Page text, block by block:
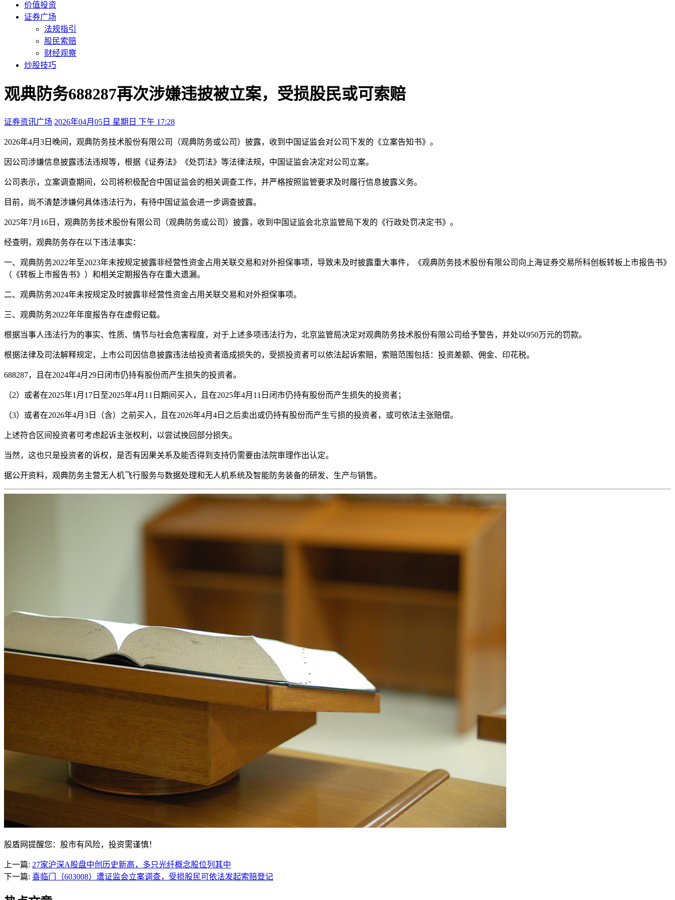
价值投资
证券广场
法规指引
股民索赔
财经观察
炒股技巧
观典防务688287再次涉嫌违披被立案，受损股民或可索赔
证券资讯广场 2026年04月05日 星期日 下午 17:28
2026年4月3日晚间，观典防务技术股份有限公司（观典防务或公司）披露，收到中国证监会对公司下发的《立案告知书》。
因公司涉嫌信息披露违法违规等，根据《证券法》《处罚法》等法律法规，中国证监会决定对公司立案。
公司表示，立案调查期间，公司将积极配合中国证监会的相关调查工作，并严格按照监管要求及时履行信息披露义务。
目前，尚不清楚涉嫌何具体违法行为，有待中国证监会进一步调查披露。
2025年7月16日，观典防务技术股份有限公司（观典防务或公司）披露，收到中国证监会北京监管局下发的《行政处罚决定书》。
经查明，观典防务存在以下违法事实：
一、观典防务2022年至2023年未按规定披露非经营性资金占用关联交易和对外担保事项，导致未及时披露重大事件，《观典防务技术股份有限公司向上海证券交易所科创板转板上市报告书》
（《转板上市报告书》）和相关定期报告存在重大遗漏。
二、观典防务2024年未按规定及时披露非经营性资金占用关联交易和对外担保事项。
三、观典防务2022年年度报告存在虚假记载。
根据当事人违法行为的事实、性质、情节与社会危害程度，对于上述多项违法行为，北京监管局决定对观典防务技术股份有限公司给予警告，并处以950万元的罚款。
根据法律及司法解释规定，上市公司因信息披露违法给投资者造成损失的，受损投资者可以依法起诉索赔，索赔范围包括：投资差额、佣金、印花税。
688287，且在2024年4月29日闭市仍持有股份而产生损失的投资者。
（2）或者在2025年1月17日至2025年4月11日期间买入，且在2025年4月11日闭市仍持有股份而产生损失的投资者；
（3）或者在2026年4月3日（含）之前买入，且在2026年4月4日之后卖出或仍持有股份而产生亏损的投资者，或可依法主张赔偿。
上述符合区间投资者可考虑起诉主张权利，以尝试挽回部分损失。
当然，这也只是投资者的诉权，是否有因果关系及能否得到支持仍需要由法院审理作出认定。
据公开资料，观典防务主营无人机飞行服务与数据处理和无人机系统及智能防务装备的研发、生产与销售。
股盾网提醒您：股市有风险，投资需谨慎！
上一篇: 27家沪深A股盘中创历史新高，多只光纤概念股位列其中
下一篇: 喜临门（603008）遭证监会立案调查，受损股民可依法发起索赔登记